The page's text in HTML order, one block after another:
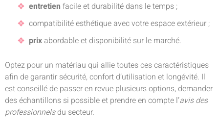
entretien facile et durabilité dans le temps ;
compatibilité esthétique avec votre espace extérieur ;
prix abordable et disponibilité sur le marché.
Optez pour un matériau qui allie toutes ces caractéristiques
afin de garantir sécurité, confort d’utilisation et longévité. Il
est conseillé de passer en revue plusieurs options, demander
des échantillons si possible et prendre en compte l’avis des
professionnelsdu secteur.